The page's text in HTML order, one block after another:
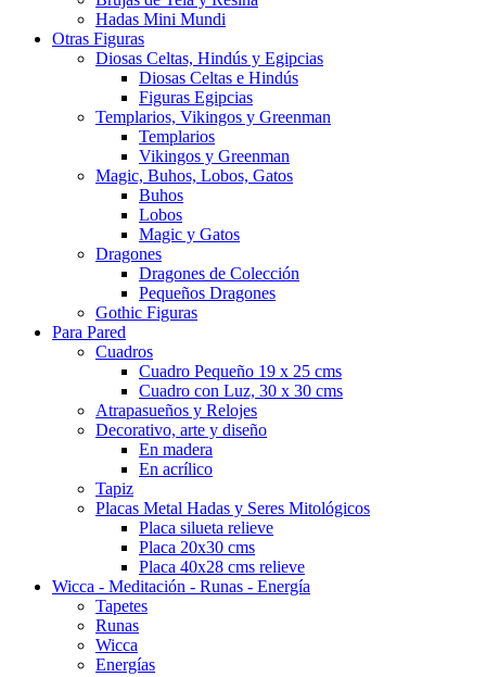
Hadas Mini Mundi
Otras Figuras
Diosas Celtas, Hindús y Egipcias
Diosas Celtas e Hindús
Figuras Egipcias
Templarios, Vikingos y Greenman
Templarios
Vikingos y Greenman
Magic, Buhos, Lobos, Gatos
Buhos
Lobos
Magic y Gatos
Dragones
Dragones de Colección
Pequeños Dragones
Gothic Figuras
Para Pared
Cuadros
Cuadro Pequeño 19 x 25 cms
Cuadro con Luz, 30 x 30 cms
Atrapasueños y Relojes
Decorativo, arte y diseño
En madera
En acrílico
Tapiz
Placas Metal Hadas y Seres Mitológicos
Placa silueta relieve
Placa 20x30 cms
Placa 40x28 cms relieve
Wicca - Meditación - Runas - Energía
Tapetes
Runas
Wicca
Energías